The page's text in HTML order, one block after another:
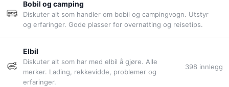
Bobil og camping
Diskuter alt som handler om bobil og campingvogn. Utstyr
og erfaringer. Gode plasser for overnatting og reisetips.
Elbil
Diskuter alt som har med elbil å gjøre. Alle
merker. Lading, rekkevidde, problemer og
erfaringer.
398 innlegg